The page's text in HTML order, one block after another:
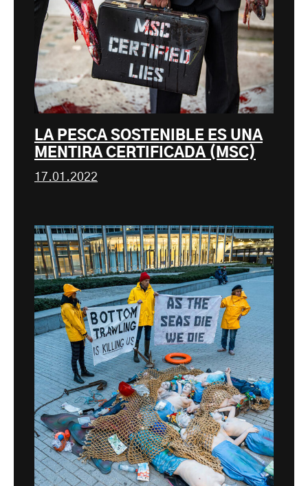
LA PESCA SOSTENIBLE ES UNA
MENTIRA CERTIFICADA (MSC)
17.01.2022